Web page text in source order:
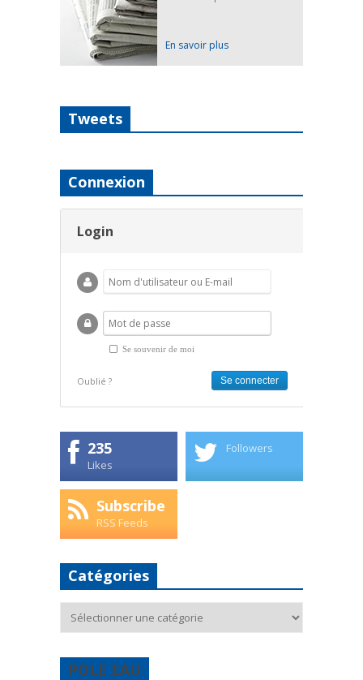
En savoir plus
Tweets
Connexion
Login
Se souvenir de moi
Oublié ?
235
Likes
Followers
Subscribe
RSS Feeds
Catégories
POLE EAU